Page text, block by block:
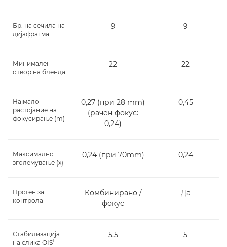
Бр. на сечила на
дијафрагма
9 9
Минимален
отвор на бленда
22 22
Најмало
растојание на
фокусирање (m)
0,27 (при 28 mm)
(рачен фокус:
0,24)
0,45
Максимално
зголемување (x)
0,24 (при 70mm) 0,24
Прстен за
контрола
Комбинирано /
фокус
Да
Стабилизација
на слика OIS1
5,5 5